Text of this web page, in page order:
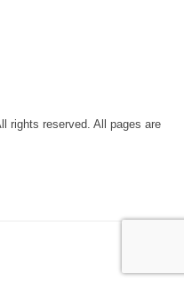
rights reserved. All pages are